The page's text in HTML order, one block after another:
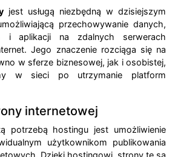
jest usługą niezbędną w dzisiejszym
przechowywanie danych,
i aplikacji na zdalnych serwerach
Jego znaczenie rozciąga się na
w sferze biznesowej, jak i osobistej,
w sieci po utrzymanie platform
internetowej
potrzebą hostingu jest umożliwienie
użytkownikom publikowania
Dzięki hostingowi, strony te są